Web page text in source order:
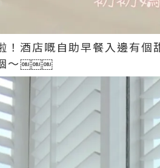
！酒店嘅自助早餐入邊有
個～￼￼￼